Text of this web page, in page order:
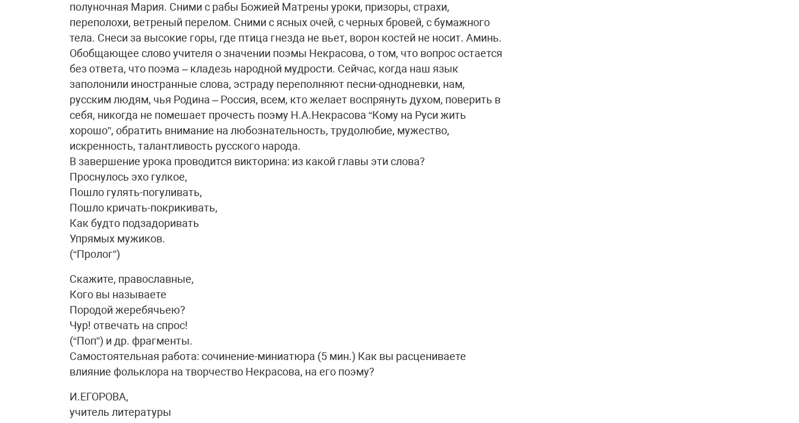
полуночная Мария. Сними с рабы Божией Матрены уроки, призоры, страхи,
переполохи, ветреный перелом. Сними с ясных очей, с черных бровей, с бумажного
тела. Снеси за высокие горы, где птица гнезда не вьет, ворон костей не носит. Аминь.
Обобщающее слово учителя о значении поэмы Некрасова, о том, что вопрос остается
без ответа, что поэма – кладезь народной мудрости. Сейчас, когда наш язык
заполонили иностранные слова, эстраду переполняют песни-однодневки, нам,
русским людям, чья Родина – Россия, всем, кто желает воспрянуть духом, поверить в
себя, никогда не помешает прочесть поэму Н.А.Некрасова “Кому на Руси жить
хорошо”, обратить внимание на любознательность, трудолюбие, мужество,
искренность, талантливость русского народа.
В завершение урока проводится викторина: из какой главы эти слова?
Проснулось эхо гулкое,
Пошло гулять-погуливать,
Пошло кричать-покрикивать,
Как будто подзадоривать
Упрямых мужиков.
(“Пролог”)
Скажите, православные,
Кого вы называете
Породой жеребячьею?
Чур! отвечать на спрос!
(“Поп”) и др. фрагменты.
Самостоятельная работа: сочинение-миниатюра (5 мин.) Как вы расцениваете
влияние фольклора на творчество Некрасова, на его поэму?
И.ЕГОРОВА,
учитель литературы